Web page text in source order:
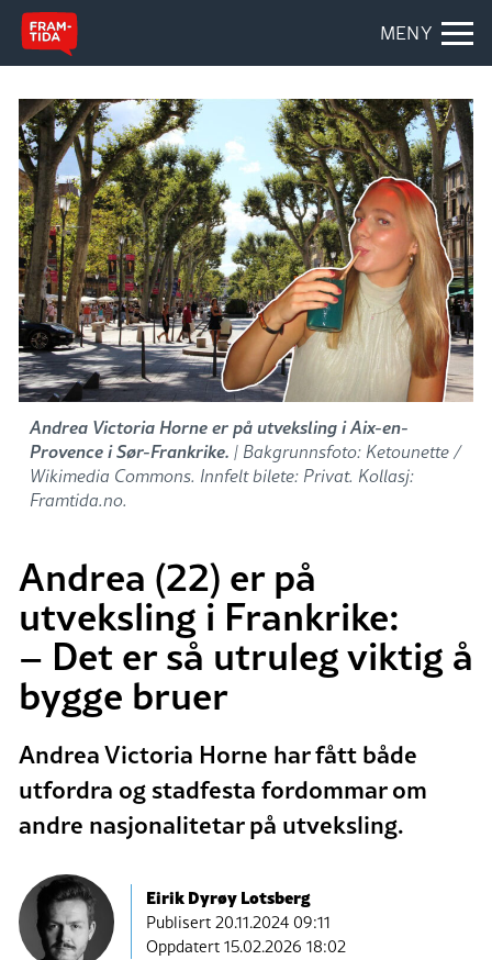
MENY
Andrea Victoria Horne er på utveksling i Aix-en-
Provence i Sør-Frankrike. | Bakgrunnsfoto: Ketounette /
Wikimedia Commons. Innfelt bilete: Privat. Kollasj:
Framtida.no.
Andrea (22) er på
utveksling i Frankrike:
– Det er så utruleg viktig å
bygge bruer
Andrea Victoria Horne har fått både
utfordra og stadfesta fordommar om
andre nasjonalitetar på utveksling.
Eirik Dyrøy Lotsberg
Publisert20.11.2024 09:11
Oppdatert 15.02.2026 18:02